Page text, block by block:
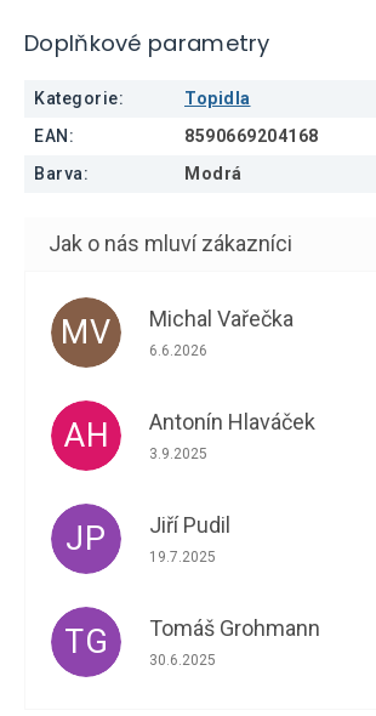
Doplňkové parametry
Kategorie:
Topidla
EAN :
8590669204168
Barva: Modrá
MV Michal Vařečka
Hodnocení obchodu je 5 z 5
6.6.2026
AH Antonín Hlaváček
Hodnocení obchodu je 5 z 5
3.9.2025
JP Jiří Pudil
Hodnocení obchodu je 5 z 5
19.7.2025
TG Tomáš Grohmann
Hodnocení obchodu je 5 z 5
30.6.2025